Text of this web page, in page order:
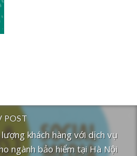
POST
khách hàng với dịch vụ
ngành bảo hiểm tại Hà Nội